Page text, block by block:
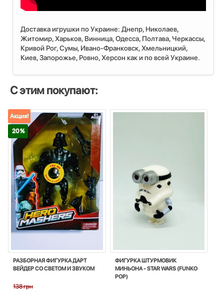
Доставка игрушки по Украине: Днепр, Николаев,
Житомир, Харьков, Винница, Одесса, Полтава, Черкассы,
Кривой Рог, Сумы, Ивано-Франковск, Хмельницкий,
Киев, Запорожье, Ровно, Херсон как и по всей Украине.
С этим покупают:
РАЗБОРНАЯ ФИГУРКА ДАРТ
ВЕЙДЕР СО СВЕТОМ И ЗВУКОМ
Акция!
20 %
138 грн
ФИГУРКА ШТУРМОВИК
МИНЬОНА - STAR WARS (FUNKO
POP)